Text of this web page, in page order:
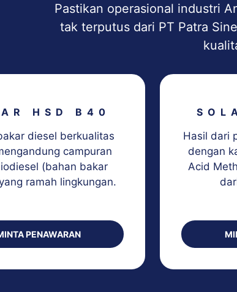
Pastikan operasional industri
tak terputus dari PT Patra
HSD B40
diesel berkualitas
campuran
(bahan bakar
ramah lingkungan.
PENAWARAN
Hasil dari
dengan
Acid